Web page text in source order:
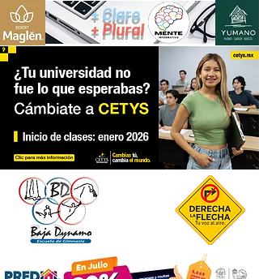
+ Claro
+ Plural